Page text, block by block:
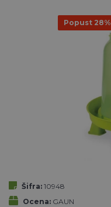
Popust 28%
Šifra: 10948
Ocena: GAUN